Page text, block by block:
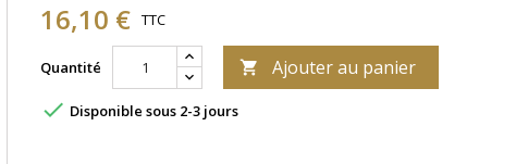
16,10 € TTC
Quantité  Ajouter au panier
 Disponible sous 2-3 jours